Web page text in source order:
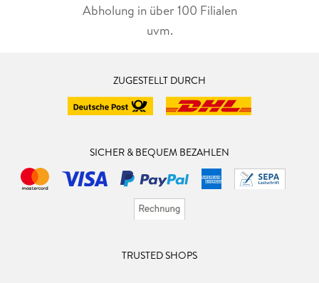
Abholung in über 100 Filialen
uvm.
ZUGESTELLT DURCH
SICHER & BEQUEM BEZAHLEN
TRUSTED SHOPS